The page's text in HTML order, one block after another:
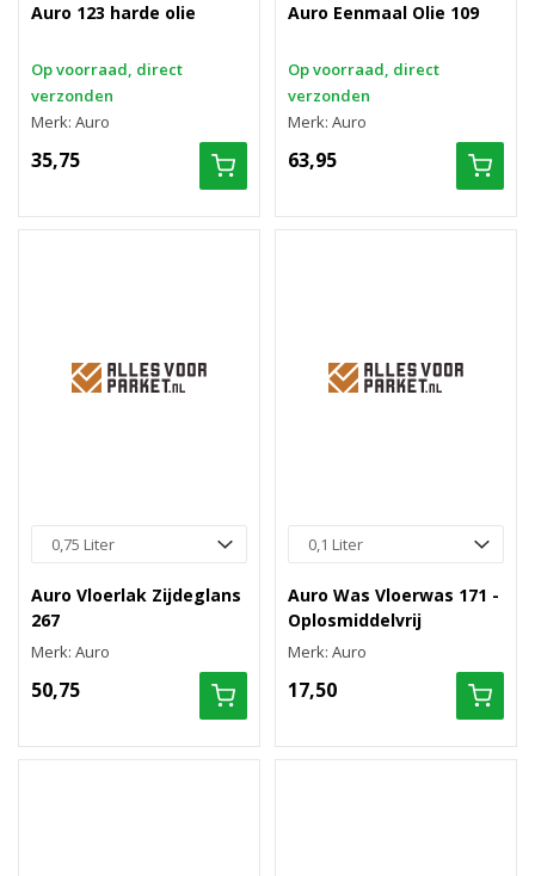
Auro 123 harde olie
Op voorraad, direct
verzonden
Merk: Auro
35,75
Auro Eenmaal Olie 109
Op voorraad, direct
verzonden
Merk: Auro
63,95
Auro Vloerlak Zijdeglans
267
Merk: Auro
50,75
Auro Was Vloerwas 171 -
Oplosmiddelvrij
Merk: Auro
17,50